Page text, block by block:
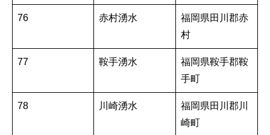
76 赤村湧水
福岡県田川郡赤
村
77 鞍手湧水
福岡県鞍手郡鞍
手町
78 川崎湧水
福岡県田川郡川
崎町